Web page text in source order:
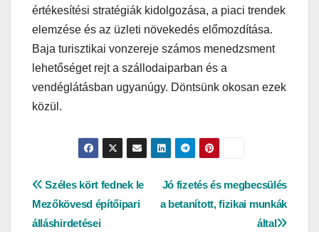
értékesítési stratégiák kidolgozása, a piaci trendek
elemzése és az üzleti növekedés előmozdítása.
Baja turisztikai vonzereje számos menedzsment
lehetőséget rejt a szállodaiparban és a
vendéglátásban ugyanúgy. Döntsünk okosan ezek
közül.
Bejegyzés
navigáció
Jó fizetés és megbecsülés
a betanított, fizikai munkák
által
Széles kört fednek le
Mezőkövesd építőipari
álláshirdetései